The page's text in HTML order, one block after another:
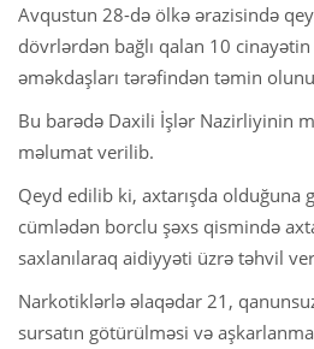
Avqustun 28-də ölkə ərazisində
dövrlərdən bağlı qalan 10 cinayətin
əməkdaşları tərəfindən təmin
Bu barədə Daxili İşlər Nazirliyinin
məlumat verilib.
Qeyd edilib ki, axtarışda olduğuna
cümlədən borclu şəxs qismində
saxlanılaraq aidiyyəti üzrə təhvil
Narkotiklərlə əlaqədar 21,
sursatın götürülməsi və